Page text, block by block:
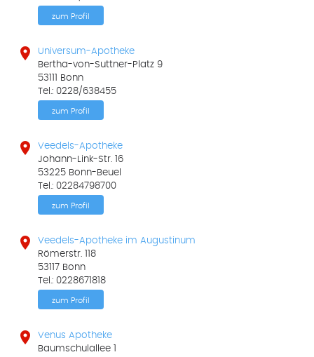
zum Profil

Universum-Apotheke
Bertha-von-Suttner-Platz 9
53111 Bonn
Tel.: 0228/638455
zum Profil

Veedels-Apotheke
Johann-Link-Str. 16
53225 Bonn-Beuel
Tel.: 02284798700
zum Profil

Veedels-Apotheke im Augustinum
Römerstr. 118
53117 Bonn
Tel.: 0228671818
zum Profil

Venus Apotheke
Baumschulallee 1